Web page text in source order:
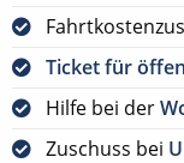
Ticket für
Hilfe bei der
Zuschuss bei